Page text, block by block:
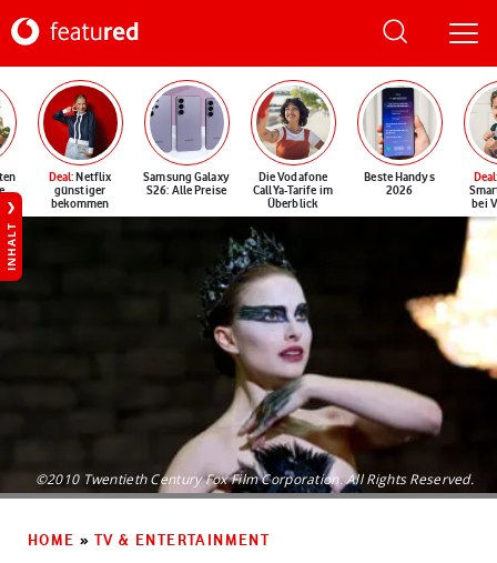
Deal: Netflix
günstiger
bekommen
Samsung Galaxy
S26: Alle Preise
Die Vodafone
CallYa-Tarife im
Überblick
Beste Handys
2026
Deal
bei
INHALT
©2010 Twentieth Century Fox Film Corporation. All Rights Reserved.
HOME » TV & ENTERTAINMENT